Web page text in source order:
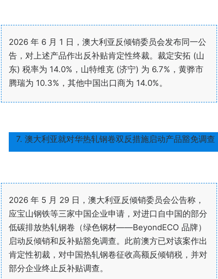
2026 年 6 月 1 日，澳大利亚反倾销委员会发布同一公
告，对上述产品作出反补贴肯定性终裁。裁定安拓 (山
东) 税率为 14.0%，山特维克 (济宁) 为 6.7%，黄骅市
腾瑞为 10.3%，其他中国出口商为 14.0%。
7. 澳大利亚就对华热轧钢卷双反措施启动产品豁免调查
2026 年 5 月 29 日，澳大利亚反倾销委员会公告称，
应宝山钢铁等三家中国企业申请，对进口自中国的部分
低碳排放热轧钢卷（绿色钢材——BeyondECO 品牌）
启动反倾销和反补贴豁免调查。此前澳方已对该案作出
肯定性初裁，对中国热轧钢卷征收高额反倾销税，并对
部分企业终止反补贴调查。